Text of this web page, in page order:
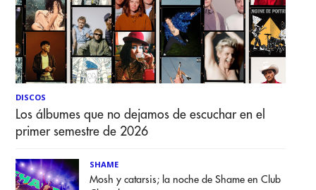
DISCOS
Los álbumes que no dejamos de escuchar en el
primer semestre de 2026
SHAME
Mosh y catarsis; la noche de Shame en Club